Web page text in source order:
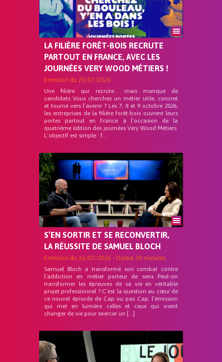
LA FILIÈRE FORÊT-BOIS RECRUTE
PARTOUT EN FRANCE, AVEC LES
JOURNÉES VERY WOOD MÉTIERS !
Emission du 20/07/2026
Une filière qui recrute… mais manque de
candidats Vous cherchez un métier utile, concret
et tourné vers l’avenir ? Les 7, 8 et 9 octobre 2026,
les entreprises de la filière forêt-bois ouvrent leurs
portes partout en France à l’occasion de la
quatrième édition des journées Very Wood Métiers.
L’objectif est simple : f...
S’EN SORTIR ET SE RECONVERTIR,
LA RÉUSSITE DE SAMUEL BLOCH
Emission du 16/07/2026 - Durée 30 minutes
Samuel Bloch a transformé son combat contre
l’addiction en métier porteur de sens Peut-on
transformer les épreuves de sa vie en véritable
projet professionnel ? C’est la question au cœur de
ce nouvel épisode de Cap ou pas Cap, l’émission
qui met en lumière celles et ceux qui osent
changer de vie pour exercer un […]